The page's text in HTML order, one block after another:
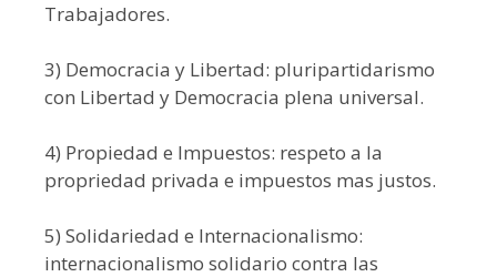
Trabajadores.
3) Democracia y Libertad: pluripartidarismo
con Libertad y Democracia plena universal.
4) Propiedad e Impuestos: respeto a la
propriedad privada e impuestos mas justos.
5) Solidariedad e Internacionalismo:
internacionalismo solidario contra las